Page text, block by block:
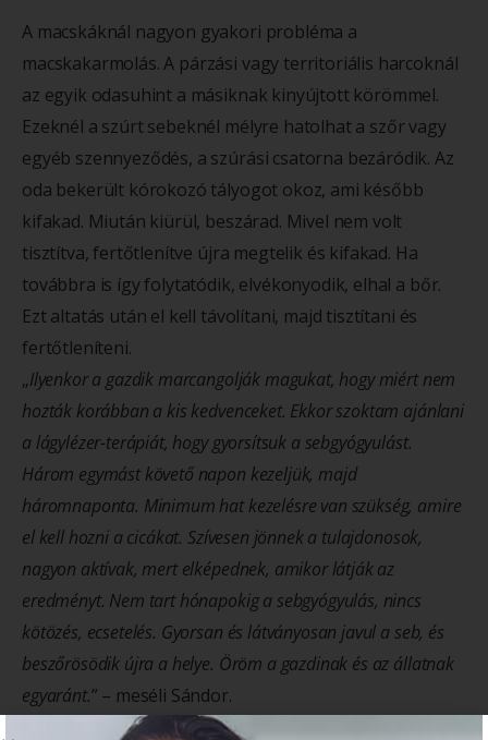
A macskáknál nagyon gyakori probléma a
macskakarmolás. A párzási vagy territoriális harcoknál
az egyik odasuhint a másiknak kinyújtott körömmel.
Ezeknél a szúrt sebeknél mélyre hatolhat a szőr vagy
egyéb szennyeződés, a szúrási csatorna bezáródik. Az
oda bekerült kórokozó tályogot okoz, ami később
kifakad. Miután kiürül, beszárad. Mivel nem volt
tisztítva, fertőtlenítve újra megtelik és kifakad. Ha
továbbra is így folytatódik, elvékonyodik, elhal a bőr.
Ezt altatás után el kell távolítani, majd tisztítani és
fertőtleníteni.
„Ilyenkor a gazdik marcangolják magukat, hogy miért nem
hozták korábban a kis kedvenceket. Ekkor szoktam ajánlani
a lágylézer-terápiát, hogy gyorsítsuk a sebgyógyulást.
Három egymást követő napon kezeljük, majd
háromnaponta. Minimum hat kezelésre van szükség, amire
el kell hozni a cicákat. Szívesen jönnek a tulajdonosok,
nagyon aktívak, mert elképednek, amikor látják az
eredményt. Nem tart hónapokig a sebgyógyulás, nincs
kötözés, ecsetelés. Gyorsan és látványosan javul a seb, és
beszőrösödik újra a helye. Öröm a gazdinak és az állatnak
egyaránt.” – meséli Sándor.